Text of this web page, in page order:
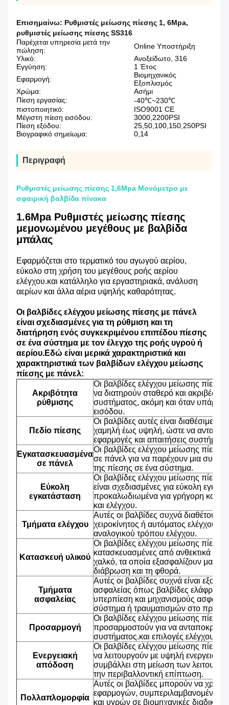
Επισημαίνω: Ρυθμιστές μείωσης πίεσης 1, 6Mpa,
ρυθμιστές μείωσης πίεσης SS316
Παρέχεται υπηρεσία μετά την
πώληση:
Online Υποστήριξη
Υλικό:
Ανοξείδωτο, 316
Εγγύηση:
1 Έτος
Εφαρμογή:
Βιομηχανικός
Εξοπλισμός
Χρώμα:
Ασήμι
Πίεση εργασίας:
-40℃~230℃
πιστοποιητικό:
ISO9001 CE
Μέγιστη πίεση εισόδου:
3000,2200PSI
Πίεση εξόδου:
25,50,100,150,250PSI
Βιογραφικό σημείωμα:
0,14
Περιγραφή
Ρυθμιστές μείωσης πίεσης 1,6Mpa Μονόμετρο με
σφαιρική βαλβίδα πίνακα
1.6Mpa Ρυθμιστές μείωσης πίεσης
μεμονωμένου μεγέθους με βαλβίδα
μπάλας
Εφαρμόζεται στο τερματικό του αγωγού αερίου,
εύκολο στη χρήση του μεγέθους ροής αερίου
ελέγχου.και κατάλληλο για εργαστηριακά, ανάλυση
αερίων και άλλα αέρια υψηλής καθαρότητας.
Οι βαλβίδες ελέγχου μείωσης πίεσης με πάνελ
είναι σχεδιασμένες για τη ρύθμιση και τη
διατήρηση ενός συγκεκριμένου επιπέδου πίεσης
σε ένα σύστημα με τον έλεγχο της ροής υγρού ή
αερίου.Εδώ είναι μερικά χαρακτηριστικά και
χαρακτηριστικά των βαλβίδων ελέγχου μείωσης
πίεσης με πάνελ:
Ακριβότητα
ρύθμισης
Οι βαλβίδες ελέγχου μείωσης πίεσης
να διατηρούν σταθερό και ακριβές
συστήματος, ακόμη και όταν
εισόδου.
Πεδίο πίεσης
Οι βαλβίδες αυτές είναι διαθέσιμες
χαμηλή έως υψηλή, ώστε να
εφαρμογές και απαιτήσεις
Εγκατασκευασμένα
σε πάνελ
Οι βαλβίδες ελέγχου μείωσης
σε πάνελ για να παρέχουν μια
της πίεσης σε ένα σύστημα.
Εύκολη
εγκατάσταση
Οι βαλβίδες ελέγχου μείωσης
είναι σχεδιασμένες για εύκολη
προκαλωδιωμένα για γρήγορη και
και ελέγχου.
Τμήματα ελέγχου
Αυτές οι βαλβίδες συχνά διαθέτουν
χειροκίνητος ή αυτόματος ελέγχου,
αναλογικού τρόπου ελέγχου.
Κατασκευή υλικού
Οι βαλβίδες ελέγχου μείωσης
κατασκευασμένες από ανθεκτικά
χαλκό, τα οποία εξασφαλίζουν μακρά
διάβρωση και τη φθορά.
Τμήματα
ασφαλείας
Αυτές οι βαλβίδες συχνά είναι
ασφαλείας όπως βαλβίδες
υπερπίεση και μηχανισμούς
σύστημα ή τραυματισμών στο
Προσαρμογή
Οι βαλβίδες ελέγχου μείωσης
προσαρμοστούν για να
συστήματος.και επιλογές ελέγχου.
Ενεργειακή
απόδοση
Οι βαλβίδες ελέγχου μείωσης πίεσης
να λειτουργούν με υψηλή
συμβάλλει στη μείωση των
την περιβαλλοντική επίπτωση.
Πολλαπλομορφία
Αυτές οι βαλβίδες μπορούν να
εφαρμογών, συμπεριλαμβανομένου
και υγρών σε βιομηχανικές